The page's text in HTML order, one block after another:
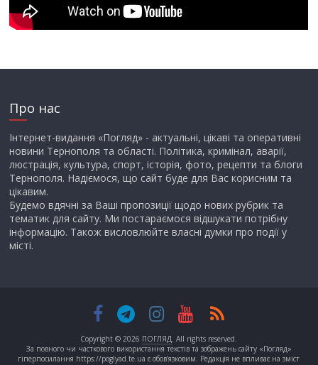
Про нас
Інтернет-видання «Погляд» - актуальні, цікаві та оперативні
новини Тернополя та області. Політика, кримінал, аварії,
люстрація, культура, спорт, історія, фото, рецепти та блоги
Тернополя. Надіємося, що сайт буде для Вас корисним та
цікавим.
Будемо вдячні за Ваші пропозиції щодо нових рубрик та
тематик для сайту. Ми постараємося відшукати потрібну
інформацію. Також висловлюйте власні думки про події у
місті.
Copyright © 2026 ПОГЛЯД. All rights reserved.
За повного чи часткового використання текстів та зображень сайту «Погляд»
гіперпосилання https://poglyad.te.ua є обов’язковим. Редакція не впливає на зміст